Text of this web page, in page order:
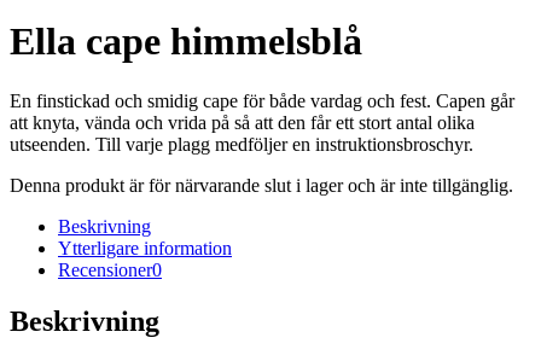
Ella cape himmelsblå
En finstickad och smidig cape för både vardag och fest. Capen går
att knyta, vända och vrida på så att den får ett stort antal olika
utseenden. Till varje plagg medföljer en instruktionsbroschyr.
Denna produkt är för närvarande slut i lager och är inte tillgänglig.
Beskrivning
Ytterligare information
Recensioner0
Beskrivning